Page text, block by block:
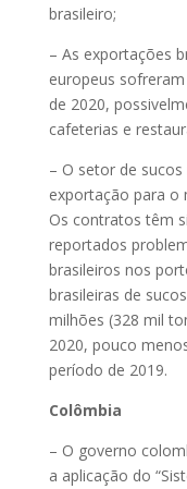
brasileiro;
– As exportações
europeus
de 2020,
cafeterias e
– O setor de
exportação para o
Os contratos têm
reportados
brasileiros nos
brasileiras de
milhões (328 mil
2020, pouco
período de 2019.
Colômbia
– O governo
a aplicação do